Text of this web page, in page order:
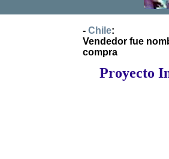
- Chile:
Vendedor fue
compra
Proyecto